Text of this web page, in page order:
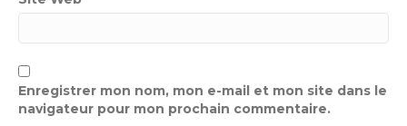
Enregistrer mon nom, mon e-mail et mon site dans le
navigateur pour mon prochain commentaire.